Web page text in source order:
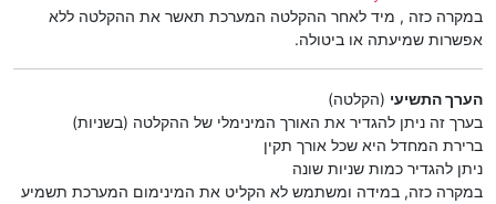
במקרה כזה , מיד לאחר ההקלטה המערכת תאשר את ההקלטה ללא
אפשרות שמיעתה או ביטולה.
הערך התשיעי (הקלטה)
בערך זה ניתן להגדיר את האורך המינימלי של ההקלטה (בשניות)
ברירת המחדל היא שכל אורך תקין
ניתן להגדיר כמות שניות שונה
במקרה כזה, במידה ומשתמש לא הקליט את המינימום המערכת תשמיע